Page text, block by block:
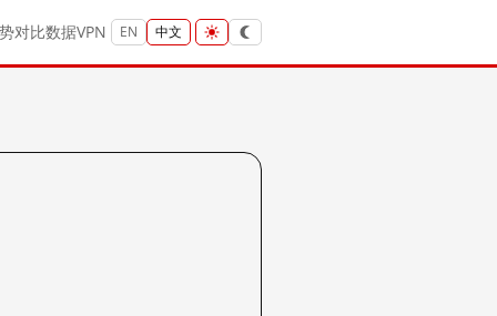
对比数据VPN EN 中文